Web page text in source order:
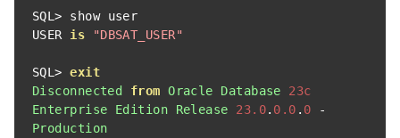
SQL> show user
USER is "DBSAT_USER"
SQL> exit
Disconnected
from Oracle Database
23c
Enterprise
Edition Release 23.0. 0.0 . 0
-
Production